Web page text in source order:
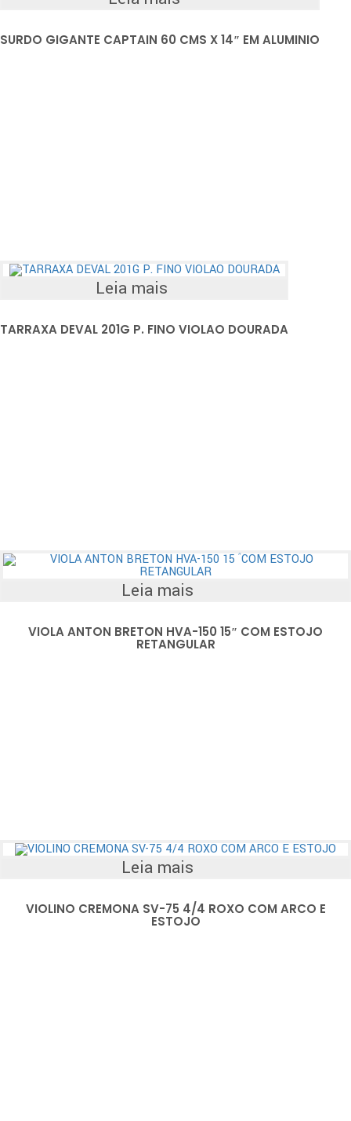
SURDO GIGANTE CAPTAIN 60 CMS X 14″ EM ALUMINIO
Leia mais
TARRAXA DEVAL 201G P. FINO VIOLAO DOURADA
Leia mais
VIOLA ANTON BRETON HVA-150 15″ COM ESTOJO
RETANGULAR
Leia mais
VIOLINO CREMONA SV-75 4/4 ROXO COM ARCO E
ESTOJO